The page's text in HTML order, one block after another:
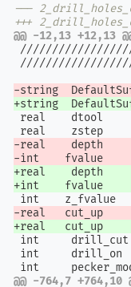
@@ -12,13 +12,13
////////////////////
-string
+string
real    dtool
-real    depth
-int    fvalue
+real    depth
+int    fvalue
int     drill_cut
int     drill_on
@@ -764,7 +764,10